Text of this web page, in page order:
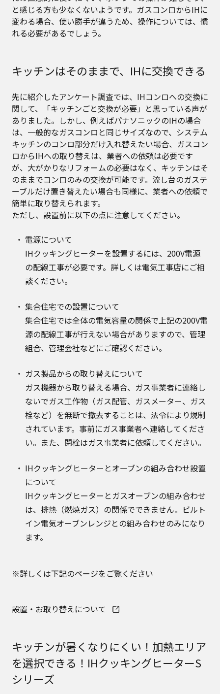
と感じる方も少なくないようです。ガスコンロからIHに
変わる場合、使い勝手が違うため、操作については、慣
れる必要があるでしょう。
キッチンはそのままで、IHに交換できる
先に紹介したアンケート調査では、IHコンロへの交換に
関して、「キッチンごと交換が必要」と思っている声が
ありました。しかし、例えばパナソニックのIHの場合
は、一般的なガスコンロと同じサイズなので、システム
キッチンのコンロ部分だけ入れ替えたい場合、ガスコン
ロからIHへの取り替えは、業者への依頼は必要です
が、大がかりなリフォームの必要はなく、キッチンはそ
のままでコンロのみの交換が可能です。流し台のガステ
ーブルだけ置き替えたい場合も同様に、業者への依頼で
簡単に取り替えられます。
ただし、設置前に以下の点に注意してください。
電源について
IHクッキングヒーターを設置するには、200V電源
の配線工事が必要です。詳しくは電気工事店にご相
談ください。
集合住宅での設置について
集合住宅では全体の電気容量の関係で上記の200V電
源の配線工事が行えない場合がありますので、管理
組合、管理会社などにご確認ください。
ガス製品からの取り替えについて
ガス機器から取り替える場合、ガス事業者に連絡し
ないでガス工作物（ガス配管、ガスメーター、ガス
栓など）を無断で撤去することは、法令により規制
されています。事前にガス事業者へ連絡してくださ
い。また、閉栓はガス事業者に依頼してください。
IHクッキングヒーターとオーブンの組み合わせ設置
について
IHクッキングヒーターとガスオーブンの組み合わせ
は、排熱（燃焼ガス）の関係でできません。ビルト
イン電気オーブンレンジとの組み合わせのみになり
ます。
※詳しくは下記のページをご覧ください
設置・お取り替えについて
キッチンが暑くなりにくい！加熱エリア
を選択できる！IHクッキングヒーターS
シリーズ